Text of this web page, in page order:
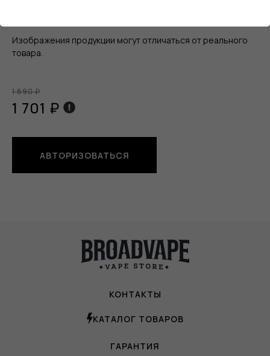
Изображения продукции могут отличаться от реального
товара.
1 890 ₽
1 701 ₽
АВТОРИЗОВАТЬСЯ
КОНТАКТЫ
КАТАЛОГ ТОВАРОВ
ГАРАНТИЯ